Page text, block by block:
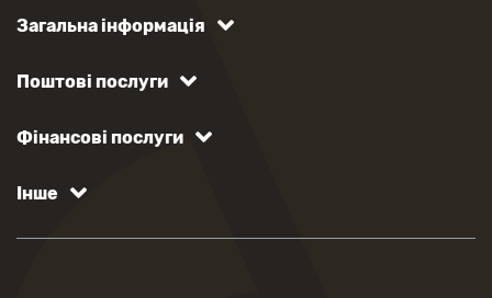
Загальна інформація
Поштові послуги
Фінансові послуги
Інше